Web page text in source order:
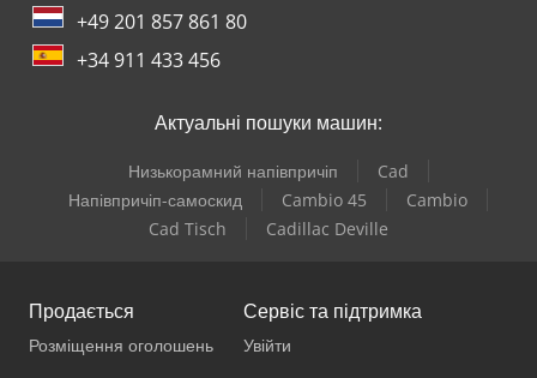
+49 201 857 861 80
+34 911 433 456
Актуальні пошуки машин:
Низькорамний напівпричіп
Cad
Напівпричіп-самоскид
Cambio 45
Cambio
Cad Tisch
Cadillac Deville
Продається
Розміщення оголошень
Сервіс та підтримка
Увійти